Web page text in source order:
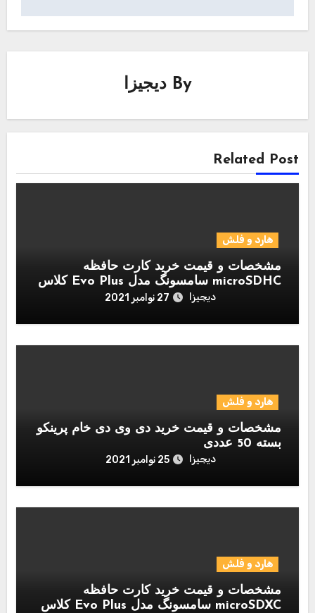
By دیجیزا
Related Post
هارد و فلش
مشخصات و قیمت خرید کارت حافظه
microSDHC سامسونگ مدل Evo Plus کلاس
دیجیزا 27 نوامبر 2021
هارد و فلش
مشخصات و قیمت خرید دی وی دی خام پرینکو
بسته 50 عددی
دیجیزا 25 نوامبر 2021
هارد و فلش
مشخصات و قیمت خرید کارت حافظه
microSDXC سامسونگ مدل Evo Plus کلاس